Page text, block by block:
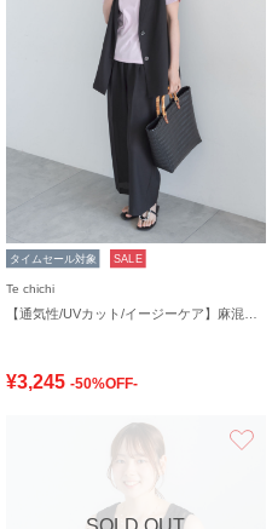
タイムセール対象 SALE
Te chichi
¥3,245 -50%OFF-